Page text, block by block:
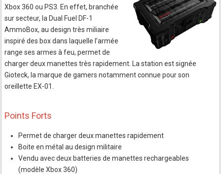
Xbox 360 ou PS3. En effet, branchée
sur secteur, la Dual Fuel DF-1
AmmoBox, au design très miliaire
inspiré des box dans laquelle l’armée
range ses armes à feu, permet de
charger deux manettes très rapidement. La station est signée
Gioteck, la marque de gamers notamment connue pour son
oreillette EX-01.
Points Forts
Permet de charger deux manettes rapidement
Boite en métal au design militaire
Vendu avec deux batteries de manettes rechargeables
(modèle Xbox 360)